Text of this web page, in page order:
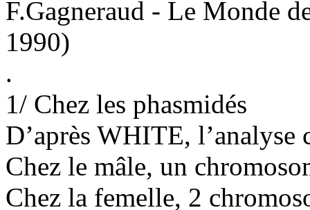
F.Gagneraud - Le Monde
1990)
.
1/ Chez les phasmidés
D’après WHITE,
Chez le mâle, un
Chez la femelle, 2